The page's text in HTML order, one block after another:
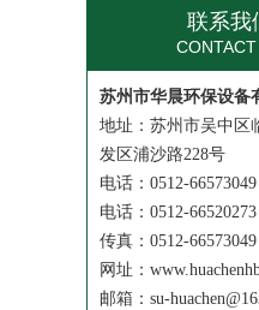
联系我
苏州市华晨环保设备
地址：苏州市吴中区
发区浦沙路228号
电话：0512-66573049
电话：0512-66520273
传真：0512-66573049
网址：
邮箱：su-